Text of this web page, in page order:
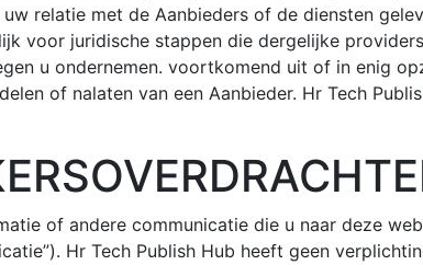
relatie met de Aanbieders of de diensten
voor juridische stappen die dergelijke
u ondernemen. voortkomend uit of in enig
of nalaten van een Aanbieder. Hr Tech
of andere communicatie die u naar deze
Hr Tech Publish Hub heeft geen